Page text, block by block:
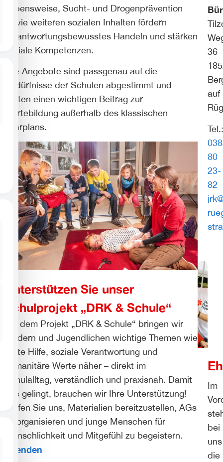
Lebensweise, Sucht- und Drogenprävention
sowie weiteren sozialen Inhalten fördern
verantwortungsbewusstes Handeln und stärken
soziale Kompetenzen.
Alle Angebote sind passgenau auf die
Bedürfnisse der Schulen abgestimmt und
leisten einen wichtigen Beitrag zur
Wertebildung außerhalb des klassischen
Lehrplans.
Unterstützen Sie unser
Schulprojekt „DRK & Schule“
Mit dem Projekt „DRK & Schule“ bringen wir
Kindern und Jugendlichen wichtige Themen wie
Erste Hilfe, soziale Verantwortung und
humanitäre Werte näher – direkt im
Schulalltag, verständlich und praxisnah. Damit
das gelingt, brauchen wir Ihre Unterstützung!
Helfen Sie uns, Materialien bereitzustellen, AGs
zu organisieren und junge Menschen für
Menschlichkeit und Mitgefühl zu begeistern.
Spenden
36
auf
Tel.:
80
23-
82
Im
bei
uns
die